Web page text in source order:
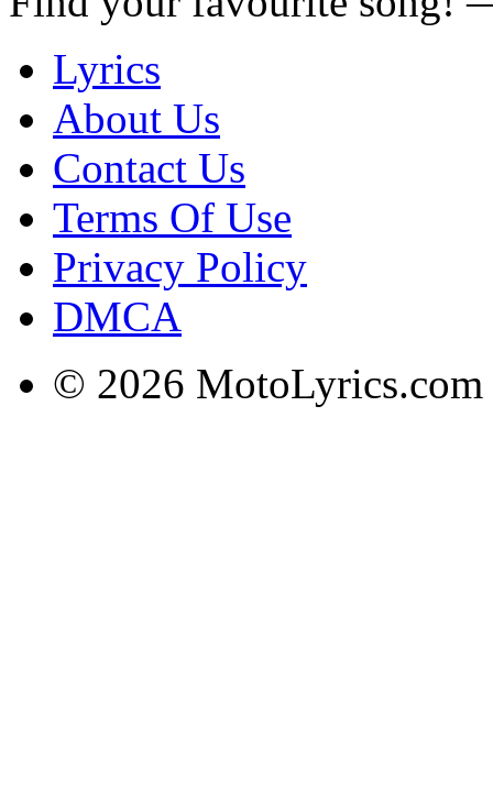
Lyrics
About Us
Contact Us
Terms Of Use
Privacy Policy
DMCA
© 2026 MotoLyrics.com